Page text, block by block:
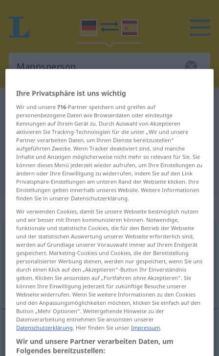
Deutsch-Spanisch Wörterbuch Mannsperson
Deutsch-Spanisch Übersetzung für
"Mannsperson"
"Mannsperson" Spanisch
Übersetzung
„Mannsperson“: Femininum
Mannspersonf UMG OBS
Übersicht aller Übersetzungen
(Für mehr Details die Übersetzung anklicken/antippen)
hombre
hombre m Mannsperson
Ihre Privatsphäre ist uns wichtig
Wir und unsere716-Partner speichern und greifen auf
personenbezogene Daten wie Browserdaten oder eindeutige
Kennungen auf Ihrem Gerät zu. Durch Auswahl von Akzeptieren
aktivieren Sie Tracking-Technologien für die unter „Wir und unsere
Partner verarbeiten Daten, um Ihnen Dienste bereitzustellen“
aufgeführten Zwecke. Wenn Tracker deaktiviert sind, sind manche
Inhalte und Anzeigen möglicherweise nicht mehr so relevant für Sie. Sie
können dieses Menü jederzeit wieder aufrufen, um Ihre Einstellungen zu
ändern oder Ihre Einwilligung zu widerrufen, indem Sie auf den Link
Privatsphäre-Einstellungen am unteren Rand der Webseite klicken. Ihre
Einstellungen gelten innerhalb unseres Website. Weitere Informationen
finden Sie in unserer Datenschutzerklärung.
Wir verwenden Cookies, damit Sie unsere Webseite bestmöglich nutzen
und wir besser mit Ihnen kommunizieren können. Notwendige,
funktionale und statistische Cookies, die für den Betrieb der Webseite
und der statistischen Auswertung unserer Webseite erforderlich sind,
werden auf Grundlage unserer Vorauswahl immer auf Ihrem Endgerät
gespeichert. Marketing-Cookies und Cookies, die der Bereitstellung
personalisierter Werbung dienen, werden nur gespeichert, wenn Sie uns
durch einen Klick auf den „Akzeptieren“-Button Ihr Einverständnis
geben. Klicken Sie ansonsten auf „Fortfahren ohne Akzeptieren“. Sie
können Ihre Einwilligung jederzeit für zukünftige Besuche unserer
Webseite widerrufen. Wenn Sie weitere Informationen zu den Cookies
und den Anpassungsmöglichkeiten möchten, klicken Sie einfach auf den
Button „Mehr Optionen“. Weitergehende Hinweise zu der
Datenverarbeitung entnehmen Sie ansonsten unserer
Datenschutzerklärung. Hier finden Sie unserImpressum.
Wir und unsere Partner verarbeiten Daten, um
Folgendes bereitzustellen: